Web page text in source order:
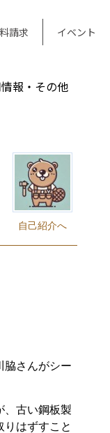
請求 イベント
報・その他
自己紹介へ
脇さんがシー
、古い鋼板製
はずすこと